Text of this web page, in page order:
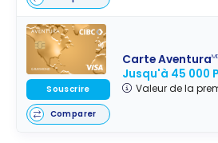
Carte Aventura
Jusqu'à 45 000
Valeur de la
Souscrire
Comparer